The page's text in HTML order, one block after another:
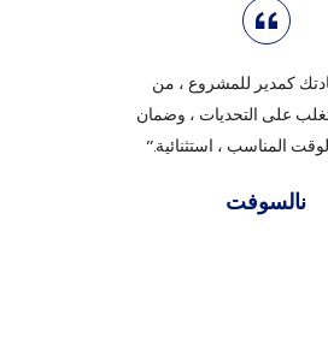
كمدير للمشروع ، من
على التحديات ، وضمان
المناسب ، استثنائية.”
نالسوفت